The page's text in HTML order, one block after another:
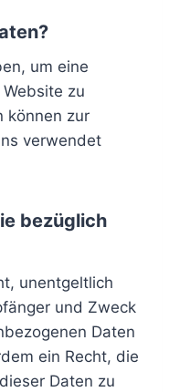
um eine
zu
können zur
verwendet
bezüglich
unentgeltlich
und Zweck
Daten
ein Recht, die
Daten zu